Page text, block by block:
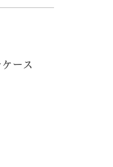
ース